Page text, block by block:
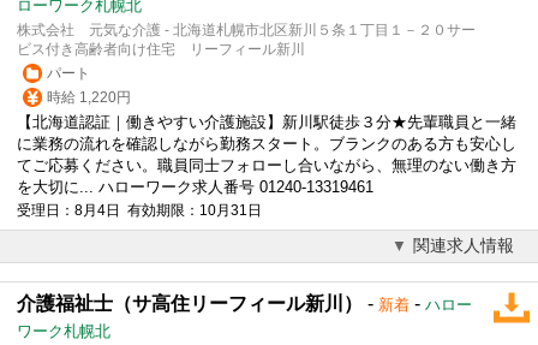
ローワーク札幌北
株式会社 元気な介護 - 北海道札幌市北区新川５条１丁目１－２０サー
ビス付き高齢者向け住宅 リーフィール新川
パート
時給 1,220円
【北海道認証｜働きやすい介護施設】新川駅徒歩３分★先輩職員と一緒
に業務の流れを確認しながら勤務スタート。ブランクのある方も安心し
てご応募ください。職員同士フォローし合いながら、無理のない働き方
を大切に... ハローワーク求人番号 01240-13319461
受理日：8月4日 有効期限：10月31日
関連求人情報
介護福祉士（サ高住リーフィール新川） - 新着 - ハロー
ワーク札幌北